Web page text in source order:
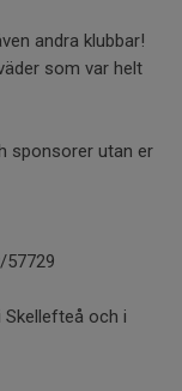
andra klubbar!
som var helt
sponsorer utan er
och i